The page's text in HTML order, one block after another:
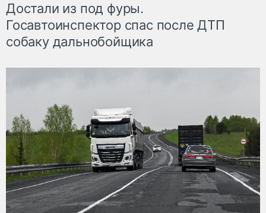
Достали из под фуры.
Госавтоинспектор спас после ДТП
собаку дальнобойщика